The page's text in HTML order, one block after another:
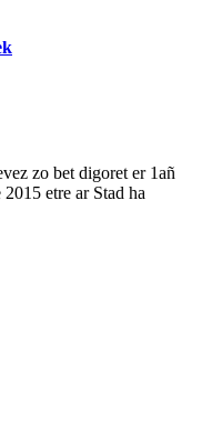
zo bet digoret er 1añ
etre ar Stad ha